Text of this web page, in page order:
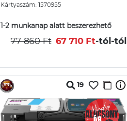
Kártyaszám: 1570955
1-2 munkanap alatt beszerezhető
77 860 Ft 67 710 Ft-tól-tól
19